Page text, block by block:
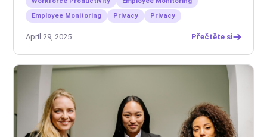
Employee Monitoring
Privacy Privacy
April 29, 2025 Přečtěte si